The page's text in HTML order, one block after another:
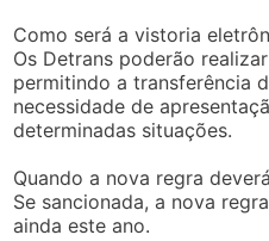
Como será a vistoria
Os Detrans poderão
permitindo a transferência
necessidade de
determinadas situações.
Quando a nova regra
Se sancionada, a nova
ainda este ano.